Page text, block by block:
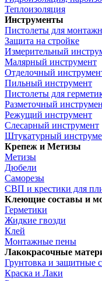
Теплоизоляция
Инструменты
Пистолеты для
Защита на стройке
Измерительный
Малярный инструмент
Отделочный
Пильный инструмент
Пистолеты для
Разметочный
Режущий инструмент
Слесарный инструмент
Штукатурный
Крепеж и Метизы
Метизы
Дюбели
Саморезы
СВП и крестики для
Клеющие составы и
Герметики
Жидкие гвозди
Клей
Монтажные пены
Лакокрасочные
Грунтовка и защитные
Краска и Лаки